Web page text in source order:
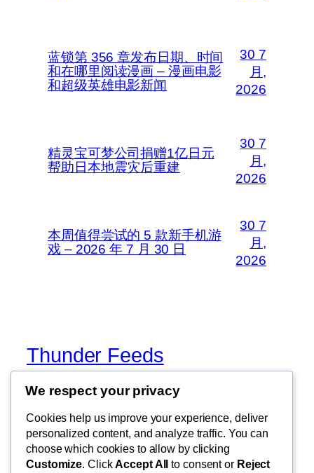
蓝锁第 356 章发布日期、时间
和在哪里阅读漫画 – 漫画电影
和超级英雄电影新闻
30 7
月,
2026
精灵宝可梦公司捐赠1亿日元
帮助日本地震灾后重建
30 7
月,
2026
本周值得尝试的 5 款新手机游
戏 – 2026 年 7 月 30 日
30 7
月,
2026
Thunder Feeds
你最喜欢的电子游戏和攻略杂志
博客
事件
We respect your privacy
Cookies help us improve your experience, deliver
personalized content, and analyze traffic. You can
choose which cookies to allow by clicking
Customize. ClickAccept All to consent or Reject